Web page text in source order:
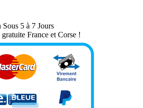
5 à 7 Jours
France et Corse !